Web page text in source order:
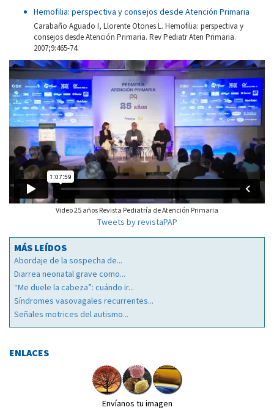
Hemofilia: perspectiva y consejos desde Atención Primaria
Carabaño Aguado I, Llorente Otones L. Hemofilia: perspectiva y
consejos desde Atención Primaria. Rev Pediatr Aten Primaria.
2007;9:465-74.
Video 25 años Revista Pediatría de Atención Primaria
Tweets by revistaPAP
MÁS LEÍDOS
Abordaje de la sospecha de...
Diarrea neonatal grave como...
“Me duele la cabeza”: cuándo ir...
Síndromes vasovagales recurrentes...
Señales motrices del autismo...
ENLACES
Envíanos tu imagen